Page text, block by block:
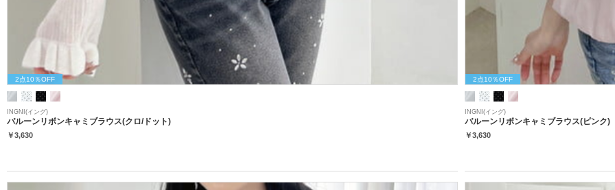
2点10％OFF
INGNI(イング)
バルーンリボンキャミブラウス(クロ/ドット)
￥3,630
2点10％OFF
INGNI(イング)
バルーンリボンキャミブラウス(ピンク)
￥3,630